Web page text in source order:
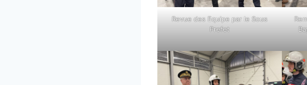
Revue des Equipe par le Sous
Prefet